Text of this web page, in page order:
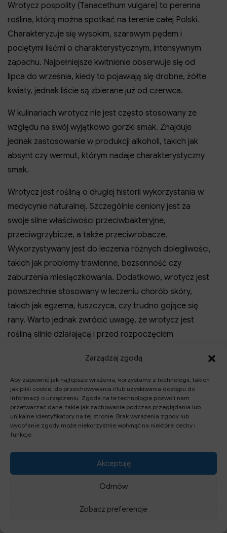
Zarządzaj zgodą
Aby zapewnić jak najlepsze wrażenia, korzystamy z technologii, takich
jak pliki cookie, do przechowywania i/lub uzyskiwania dostępu do
informacji o urządzeniu. Zgoda na te technologie pozwoli nam
przetwarzać dane, takie jak zachowanie podczas przeglądania lub
unikalne identyfikatory na tej stronie. Brak wyrażenia zgody lub
wycofanie zgody może niekorzystnie wpłynąć na niektóre cechy i
funkcje.
Akceptuję
Odmów
Zobacz preferencje
Wrotycz pospolity (Tanacethum vulgare) to perenna
roślina, którą można spotkać na terenie całej Polski.
Charakteryzuje się wysokim, szarawym pędem i
pociętymi liśćmi o charakterystycznym, intensywnym
zapachu. Najpełniejsze kwitnienie obserwuje się od
lipca do września, kiedy to pojawiają się drobne, żółte
kwiaty, jednak liście są zbierane już od czerwca.
W kulinariach wrotycz nie jest często stosowany ze
względu na swój wyjątkowo gorzki smak. Znajduje
jednak zastosowanie w produkcji alkoholi, takich jak
absynt czy wermut, którym nadaje charakterystyczny
smak.
Wrotycz jest rośliną o długiej historii wykorzystania w
medycynie naturalnej. Szczególnie ceniony jest za
swoje silne właściwości przeciwbakteryjne,
przeciwgrzybicze, a także przeciwrobacze.
Wykorzystywany jest do leczenia różnych dolegliwości,
takich jak problemy trawienne, bezsenność czy
zaburzenia miesiączkowania. Dodatkowo, wrotycz jest
powszechnie stosowany w leczeniu chorób skóry,
takich jak egzema, łuszczyca, czy trudno gojące się
rany. Warto jednak zwrócić uwagę, że wrotycz jest
rośliną silnie działającą i przed rozpoczęciem
lekarzem, szczególnie w przypadku osób z chorobami
wątroby, nerek czy kobiet w ciąży.